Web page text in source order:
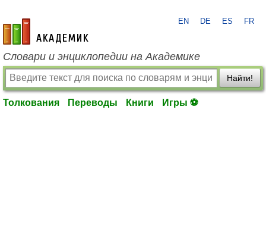
academic.ru
EN DE ES FR
Словари и энциклопедии на Академике
Найти!
Толкования Переводы Книги Игры ⚽